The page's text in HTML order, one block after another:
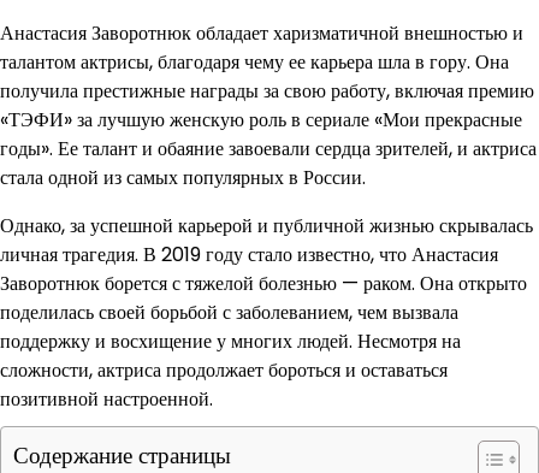
Анастасия Заворотнюк обладает харизматичной внешностью и
талантом актрисы, благодаря чему ее карьера шла в гору. Она
получила престижные награды за свою работу, включая премию
«ТЭФИ» за лучшую женскую роль в сериале «Мои прекрасные
годы». Ее талант и обаяние завоевали сердца зрителей, и актриса
стала одной из самых популярных в России.
Однако, за успешной карьерой и публичной жизнью скрывалась
личная трагедия. В 2019 году стало известно, что Анастасия
Заворотнюк борется с тяжелой болезнью — раком. Она открыто
поделилась своей борьбой с заболеванием, чем вызвала
поддержку и восхищение у многих людей. Несмотря на
сложности, актриса продолжает бороться и оставаться
позитивной настроенной.
Содержание страницы